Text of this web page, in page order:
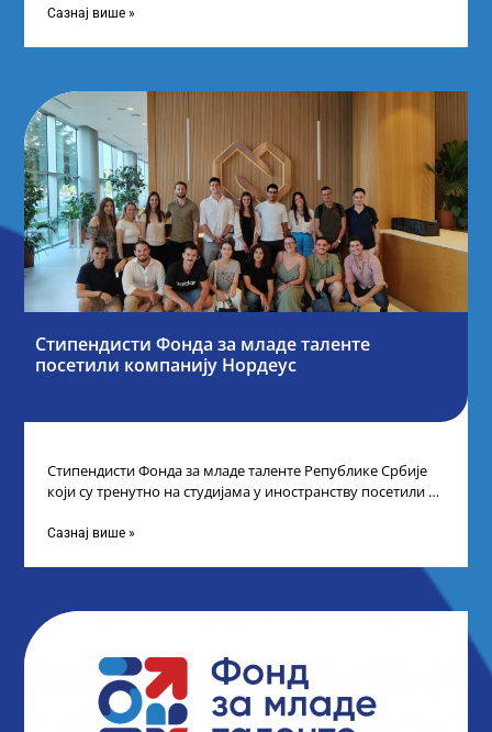
Сазнај више »
Стипендисти Фонда за младе таленте
посетили компанију Нордеус
Стипендисти Фонда за младе таленте Републике Србије
који су тренутно на студијама у иностранству посетили су
Сазнај више »